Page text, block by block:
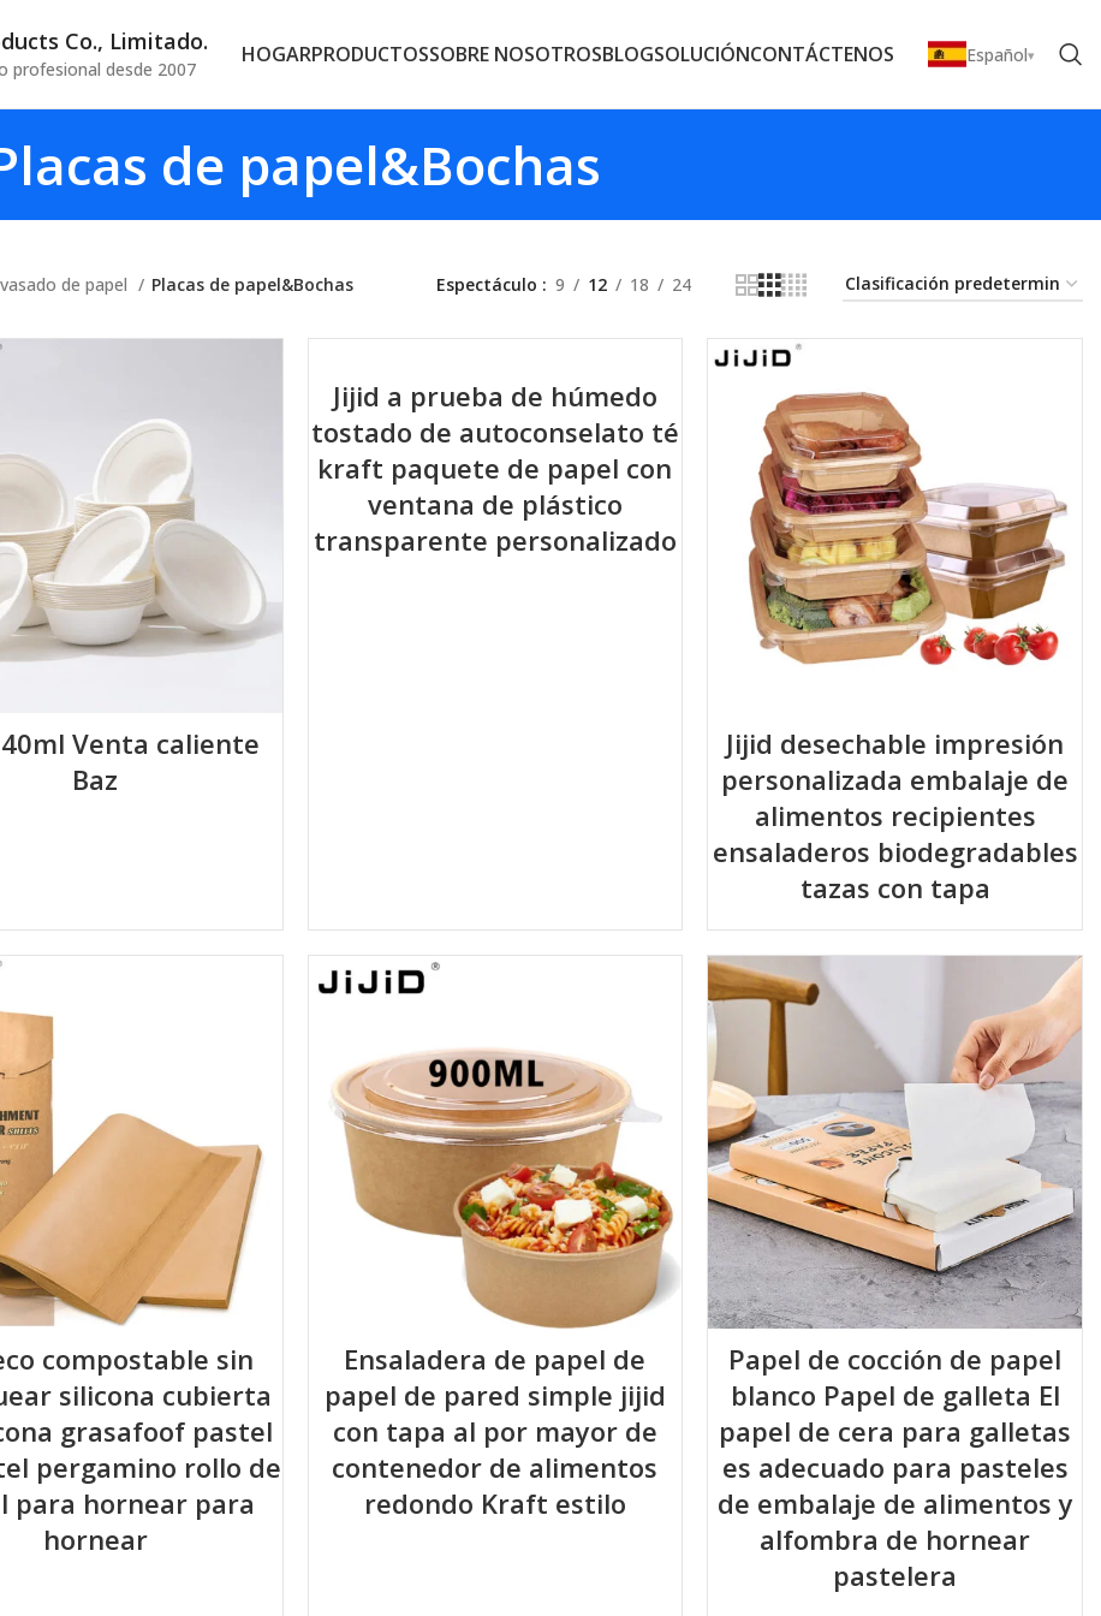
Co., Limitado.
profesional desde 2007
HOGARPRODUCTOSSOBRE NOSOTROSBLOGSOLUCIÓNCONTÁCTENOS Español
de papel&Bochas
de papel Placas de papel&Bochas Espectáculo 9 12 18 24
Venta caliente
Baz
Jijid a prueba de húmedo
tostado de autoconselato té
kraft paquete de papel con
ventana de plástico
transparente personalizado
Jijid desechable impresión
personalizada embalaje de
alimentos recipientes
ensaladeros biodegradables
tazas con tapa
compostable sin
silicona cubierta
grasafoof pastel
pergamino rollo de
para hornear para
hornear
Ensaladera de papel de
papel de pared simple jijid
con tapa al por mayor de
contenedor de alimentos
redondo Kraft estilo
Papel de cocción de papel
blanco Papel de galleta El
papel de cera para galletas
es adecuado para pasteles
de embalaje de alimentos y
alfombra de hornear
pastelera